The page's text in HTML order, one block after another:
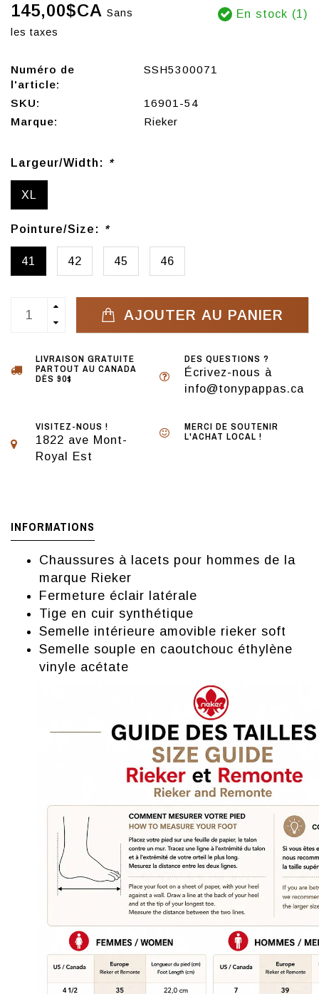
145,00$CA Sans
les taxes
En stock (1)
Numéro de
l'article:
SSH5300071
SKU:
16901-54
Marque:
Rieker
Largeur/Width: *
XL
Pointure/Size: *
41 42 45 46
AJOUTER AU PANIER
LIVRAISON GRATUITE
PARTOUT AU CANADA
DÈS 90$
DES QUESTIONS ?
Écrivez-nous à
info@tonypappas.ca
VISITEZ-NOUS !
1822 ave Mont-
Royal Est
MERCI DE SOUTENIR
L'ACHAT LOCAL !
INFORMATIONS
Chaussures à lacets pour hommes de la
marque Rieker
Fermeture éclair latérale
Tige en cuir synthétique
Semelle intérieure amovible rieker soft
Semelle souple en caoutchouc éthylène
vinyle acétate